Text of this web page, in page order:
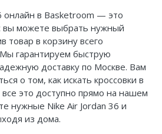
онлайн в Basketroom — это
вы можете выбрать нужный
товар в корзину всего
гарантируем быструю
доставку по Москве. Вам
о том, как искать кроссовки в
это доступно прямо на нашем
нужные Nike Air Jordan 36 и
из дома.